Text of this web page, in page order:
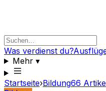
Was verdienst du?
Mehr▾
Startseite›Bildung66